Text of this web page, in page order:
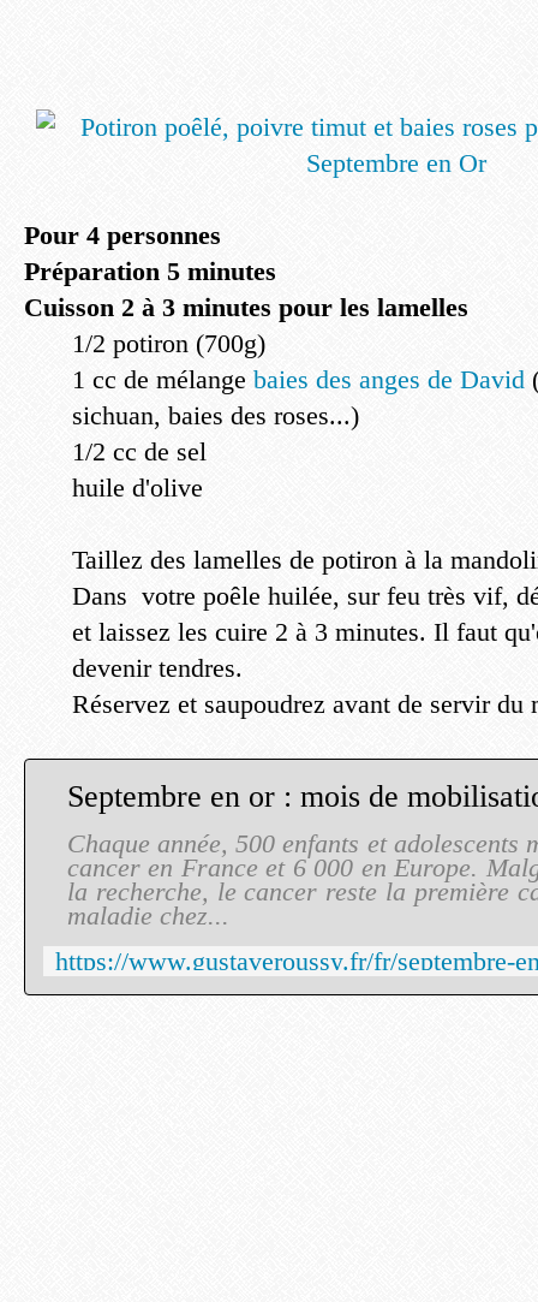
Pour 4 personnes
Préparation 5 minutes
Cuisson 2 à 3 minutes pour les lamelles
1/2 potiron (700g)
1 cc de mélange baies des anges de David
sichuan, baies des roses...)
1/2 cc de sel
huile d'olive
Taillez des lamelles de potiron à la
Dans votre poêle huilée, sur feu très vif,
et laissez les cuire 2 à 3 minutes. Il faut
devenir tendres.
Réservez et saupoudrez avant de servir du
Chaque année, 500 enfants et adolescents
cancer en France et 6 000 en Europe.
la recherche, le cancer reste la première
maladie chez...